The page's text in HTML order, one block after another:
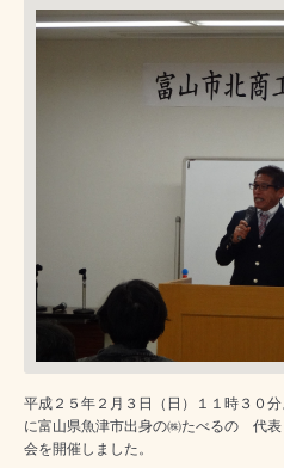
平成２５年２月３日（日）１１時３０
に富山県魚津市出身の㈱たべるの 代
会を開催しました。